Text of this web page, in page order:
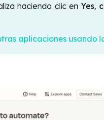
haciendo clic enYes,
aplicaciones usando